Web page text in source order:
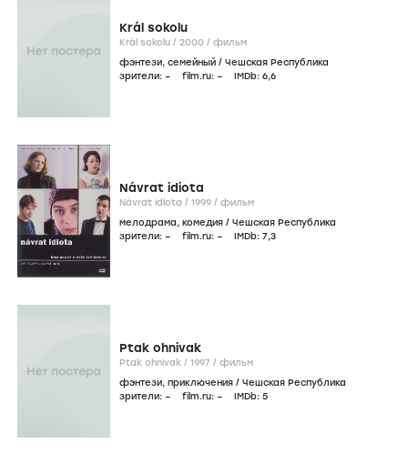
Král sokolu
Král sokolu / 2000 / фильм
фэнтези, семейный / Чешская Республика
зрители: – film.ru: – IMDb: 6,6
Návrat idiota
Návrat idiota / 1999 / фильм
мелодрама, комедия / Чешская Республика
зрители: – film.ru: – IMDb: 7,3
Ptak ohnivak
Ptak ohnivak / 1997 / фильм
фэнтези, приключения / Чешская Республика
зрители: – film.ru: – IMDb: 5